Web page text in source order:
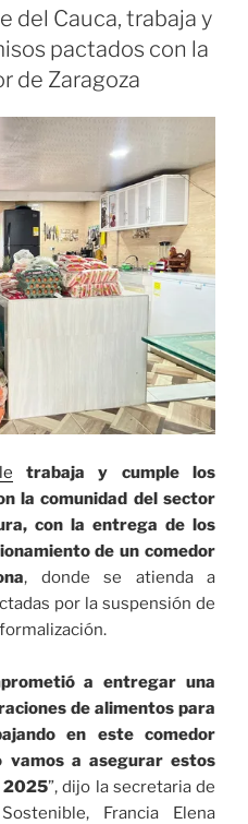
del Cauca, trabaja y
pactados con la
de Zaragoza
trabaja y cumple los
la comunidad del sector
con la entrega de los
de un comedor
, donde se atienda a
por la suspensión de
a entregar una
de alimentos para
en este comedor
vamos a asegurar estos
2025”, dijo la secretaria de
Francia Elena